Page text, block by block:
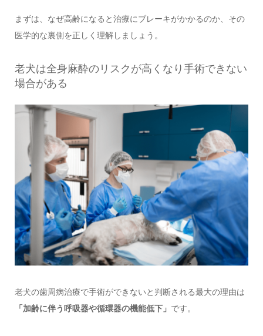
まずは、なぜ高齢になると治療にブレーキがかかるのか、その
医学的な裏側を正しく理解しましょう。
老犬は全身麻酔のリスクが高くなり手術できない
場合がある
老犬の歯周病治療で手術ができないと判断される最大の理由は
「加齢に伴う呼吸器や循環器の機能低下」 です。